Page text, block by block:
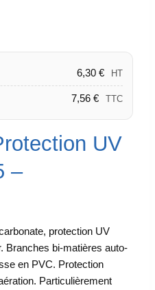
6,30 € HT
7,56 € TTC
UV
–
protection UV
Branches bi-matières auto-
en PVC. Protection
Particulièrement